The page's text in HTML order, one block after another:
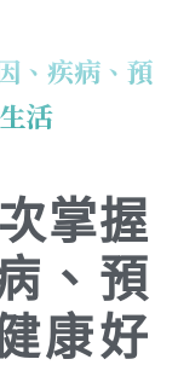
、疾病、預
活
掌握
、預
康好